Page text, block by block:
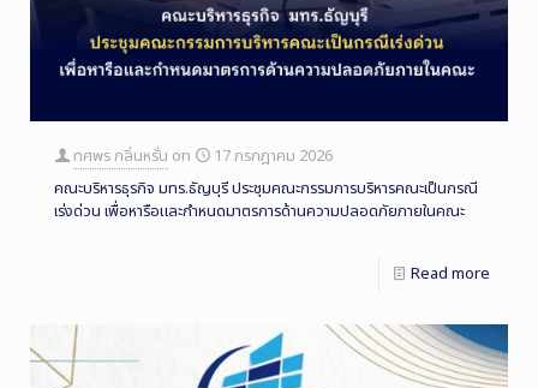
ทศพร กลิ่นหรั่น on
17 กรกฎาคม 2026
คณะบริหารธุรกิจ มทร.ธัญบุรี ประชุมคณะกรรมการบริหารคณะเป็นกรณี
เร่งด่วน เพื่อหารือและกำหนดมาตรการด้านความปลอดภัยภายในคณะ
Read more